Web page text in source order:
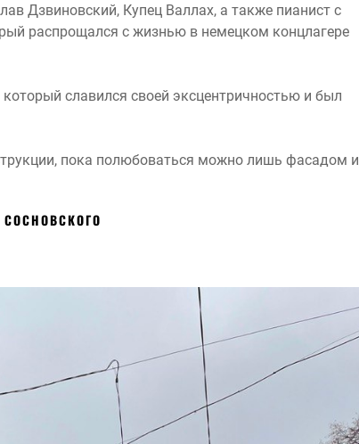
Дзвиновский, Купец Валлах, а также пианист с
распрощался с жизнью в немецком концлагере
славился своей эксцентричностью и был
пока полюбоваться можно лишь фасадом и